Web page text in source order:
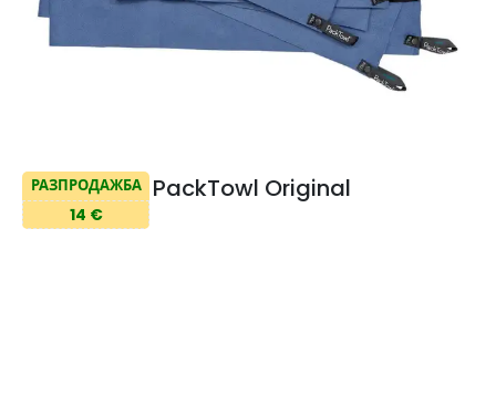
РАЗПРОДАЖБА
14 €
PackTowl Original